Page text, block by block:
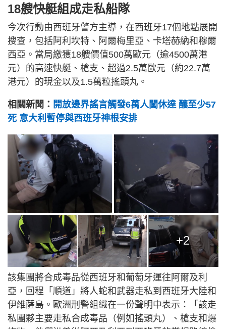
18艘快艇組成走私船隊
今次行動由西班牙警方主導，在西班牙17個地點展開
搜查，包括阿利坎特、阿爾梅里亞、卡塔赫納和穆爾
西亞。當局繳獲18艘價值500萬歐元（逾4500萬港
元）的高速快艇、槍支、超過2.5萬歐元（約22.7萬
港元）的現金以及1.5萬粒搖頭丸。
相關新聞： 開放邊界謠言觸發6萬人闖休達 釀至少57
死 意大利暫停與西班牙神根安排
+2
該集團將合成毒品從西班牙和葡萄牙運往阿爾及利
亞，回程「順道」將人蛇和武器走私到西班牙大陸和
伊維薩島。歐洲刑警組織在一份聲明中表示：「該走
私團夥主要走私合成毒品（例如搖頭丸）、槍支和爆